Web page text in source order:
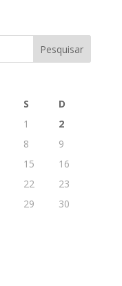
S
D
1
2
8
9
15
16
22
23
29
30